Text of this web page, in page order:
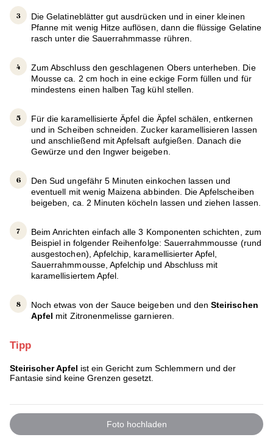
Die Gelatineblätter gut ausdrücken und in einer kleinen
Pfanne mit wenig Hitze auflösen, dann die flüssige Gelatine
rasch unter die Sauerrahmmasse rühren.
Zum Abschluss den geschlagenen Obers unterheben. Die
Mousse ca. 2 cm hoch in eine eckige Form füllen und für
mindestens einen halben Tag kühl stellen.
Für die karamellisierte Äpfel die Äpfel schälen, entkernen
und in Scheiben schneiden. Zucker karamellisieren lassen
und anschließend mit Apfelsaft aufgießen. Danach die
Gewürze und den Ingwer beigeben.
Den Sud ungefähr 5 Minuten einkochen lassen und
eventuell mit wenig Maizena abbinden. Die Apfelscheiben
beigeben, ca. 2 Minuten köcheln lassen und ziehen lassen.
Beim Anrichten einfach alle 3 Komponenten schichten, zum
Beispiel in folgender Reihenfolge: Sauerrahmmousse (rund
ausgestochen), Apfelchip, karamellisierter Apfel,
Sauerrahmmousse, Apfelchip und Abschluss mit
karamellisiertem Apfel.
Noch etwas von der Sauce beigeben und den Steirischen
Apfel mit Zitronenmelisse garnieren.
Tipp
Steirischer Apfel ist ein Gericht zum Schlemmern und der
Fantasie sind keine Grenzen gesetzt.
Foto hochladen